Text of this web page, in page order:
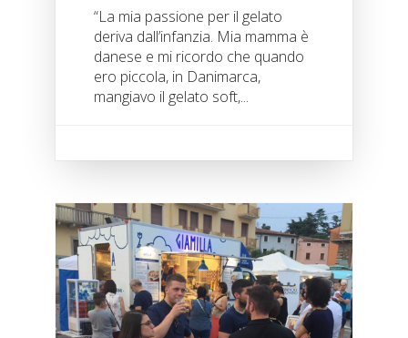
“La mia passione per il gelato
deriva dall’infanzia. Mia mamma è
danese e mi ricordo che quando
ero piccola, in Danimarca,
mangiavo il gelato soft,...